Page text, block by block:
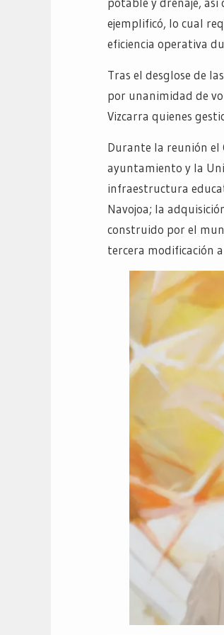
ejemplificó, lo cual
eficiencia operativa
Tras el desglose de
por unanimidad de
Vizcarra quienes
Durante la reunión el
ayuntamiento y la
infraestructura
Navojoa; la
construido por el
tercera modificación